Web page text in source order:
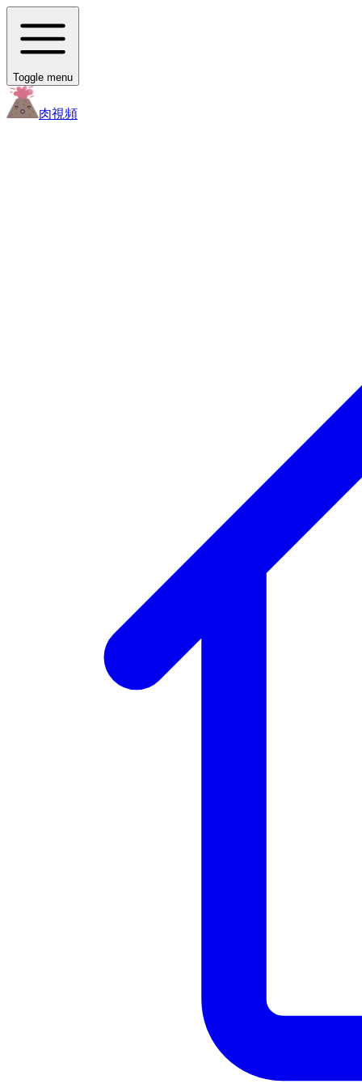
Toggle menu
肉視頻